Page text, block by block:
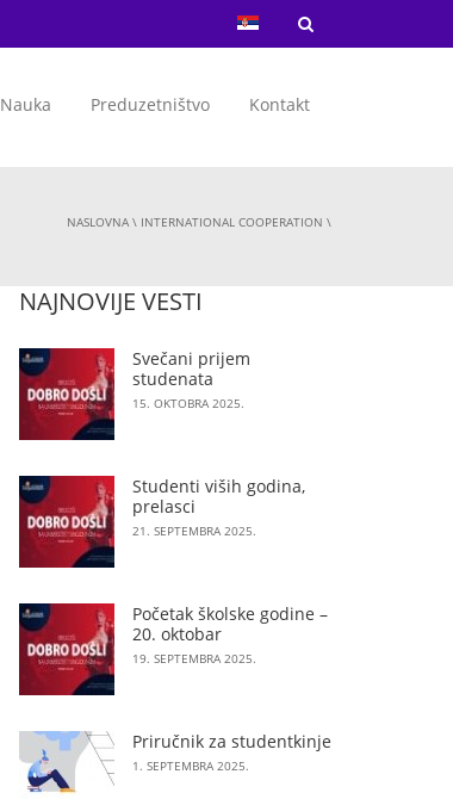
Nauka Preduzetništvo Kontakt
NASLOVNA \ INTERNATIONAL COOPERATION \
NAJNOVIJE VESTI
Svečani prijem
studenata
15. OKTOBRA 2025.
Studenti viših godina,
prelasci
21. SEPTEMBRA 2025.
Početak školske godine –
20. oktobar
19. SEPTEMBRA 2025.
Priručnik za studentkinje
1. SEPTEMBRA 2025.